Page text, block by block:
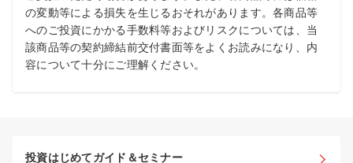
の変動等による損失を生じるおそれがあります。各商品等
へのご投資にかかる手数料等およびリスクについては、当
該商品等の契約締結前交付書面等をよくお読みになり、内
容について十分にご理解ください。
投資はじめてガイド＆セミナー